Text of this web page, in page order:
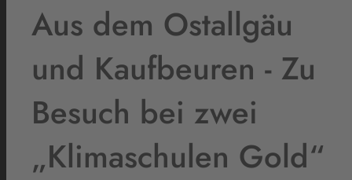
Aus dem Ostallgäu
und Kaufbeuren - Zu
Besuch bei zwei
„Klimaschulen Gold“